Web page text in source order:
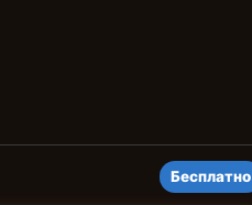
Бесплатно